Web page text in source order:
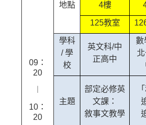
09：
20
10：
20
地點 4樓
125教室
學科
/ 學
校
英文科/中
正高中
數
主題
部定必修英
文課：
敘事文教學